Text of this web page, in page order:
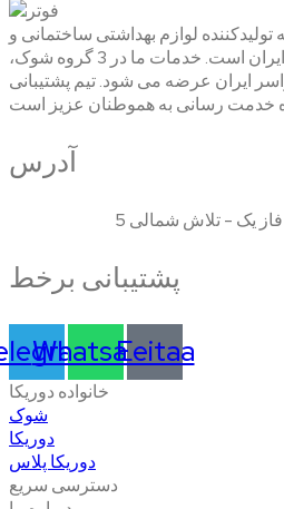
سابقه تولیدکننده لوازم بهداشتی ساختمانی و
تاسیسات ساختمانی در بازار ایران است. خدمات ما در 3 گروه شوک،
ایران عرضه می شود. تیم پشتیبانی
آدرس
یک - تلاش شمالی 5
پشتیبانی برخط
Whatsapp
Eeitaa
خانواده دوریکا
شوک
دوریکا
دوریکا پلاس
دسترسی سریع